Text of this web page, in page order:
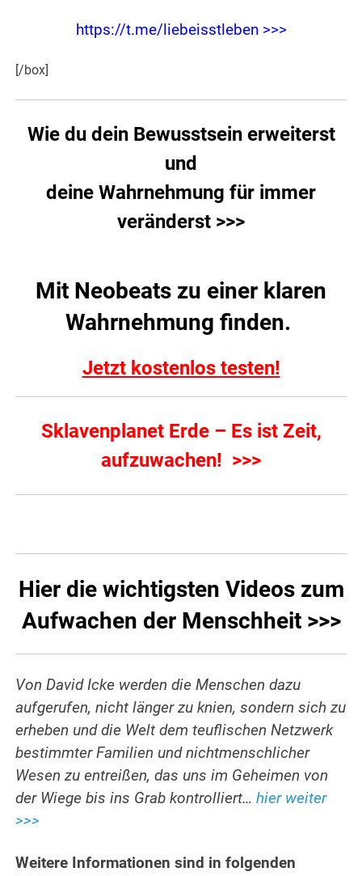
https://t.me/liebeisstleben >>>
[/box]
Wie du dein Bewusstsein erweiterst
und
deine Wahrnehmung für immer
veränderst >>>
Mit Neobeats zu einer klaren
Wahrnehmung finden.
Jetzt kostenlos testen!
Sklavenplanet Erde – Es ist Zeit,
aufzuwachen! >>>
Hier die wichtigsten Videos zum
Aufwachen der Menschheit >>>
Von David Icke werden die Menschen dazu
aufgerufen, nicht länger zu knien, sondern sich zu
erheben und die Welt dem teuflischen Netzwerk
bestimmter Familien und nichtmenschlicher
Wesen zu entreißen, das uns im Geheimen von
der Wiege bis ins Grab kontrolliert…hier weiter
>>>
Weitere Informationen sind in folgenden